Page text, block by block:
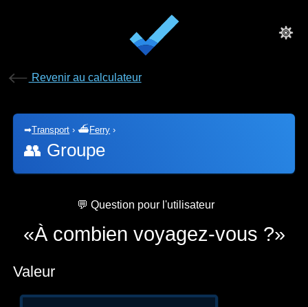
Revenir au calculateur
➡Transport ›⛴ Ferry ›
👥 Groupe
💬 Question pour l'utilisateur
À combien voyagez-vous ?
Valeur